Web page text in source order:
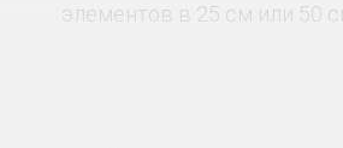
элементов в 25 см или 50